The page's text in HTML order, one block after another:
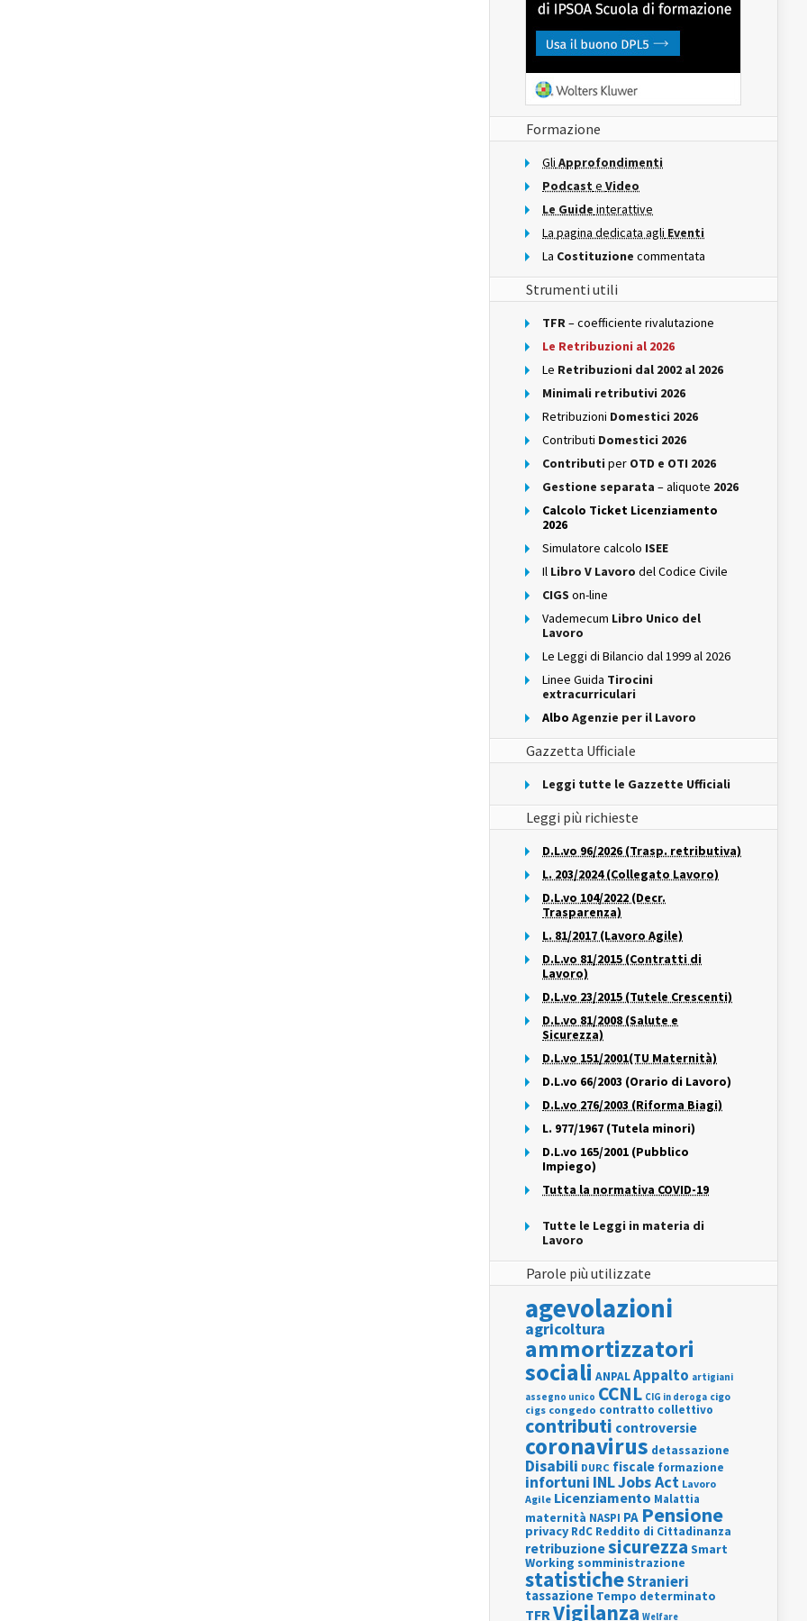
Formazione
Gli Approfondimenti
Podcast e Video
Le Guide interattive
La pagina dedicata agli Eventi
La Costituzione commentata
Strumenti utili
TFR– coefficiente rivalutazione
Le Retribuzioni al 2026
Le Retribuzioni dal 2002 al 2026
Minimali retributivi 2026
Retribuzioni Domestici 2026
Contributi Domestici 2026
Contributi per OTD e OTI 2026
Gestione separata – aliquote 2026
Calcolo Ticket Licenziamento
2026
Simulatore calcolo ISEE
Il Libro V Lavoro del Codice Civile
CIGS on-line
Vademecum Libro Unico del
Lavoro
Le Leggi di Bilancio dal 1999 al 2026
Linee Guida Tirocini
extracurriculari
Albo Agenzie per il Lavoro
Gazzetta Ufficiale
Leggi tutte le Gazzette Ufficiali
Leggi più richieste
D.L.vo 96/2026 (Trasp. retributiva)
L. 203/2024 (Collegato Lavoro)
D.L.vo 104/2022 (Decr.
Trasparenza)
L. 81/2017 (Lavoro Agile)
D.L.vo 81/2015 (Contratti di
Lavoro)
D.L.vo 23/2015 (Tutele Crescenti)
D.L.vo 81/2008 (Salute e
Sicurezza)
D.L.vo 151/2001(TU Maternità)
D.L.vo 66/2003 (Orario di Lavoro)
D.L.vo 276/2003 (Riforma Biagi)
L. 977/1967 (Tutela minori)
D.L.vo 165/2001 (Pubblico
Impiego)
Tutta la normativa COVID-19
Tutte le Leggi in materia di
Lavoro
Parole più utilizzate
agevolazioni
agricoltura
ammortizzatori
sociali ANPALAppalto artigiani
assegno unico CCNL CIG in deroga cigo
cigs congedo contratto collettivo
contributi controversie
coronavirus detassazione
Disabili DURC fiscale formazione
infortuni INLJobs Act Lavoro
Agile Licenziamento Malattia
maternità NASPI PA Pensione
privacy RdC Reddito di Cittadinanza
retribuzionesicurezza Smart
Working somministrazione
statisticheStranieri
tassazione Tempo determinato
TFRVigilanza Welfare